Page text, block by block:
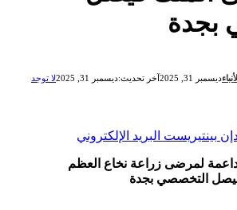
بجدة
ديسمبر 31, 2025 آخر تحديث:ديسمبر 31, 2025
لا توجد
بينتيريست البريد الإلكتروني
لمرضى زراعة نخاع العظم
التخصصي بجدة